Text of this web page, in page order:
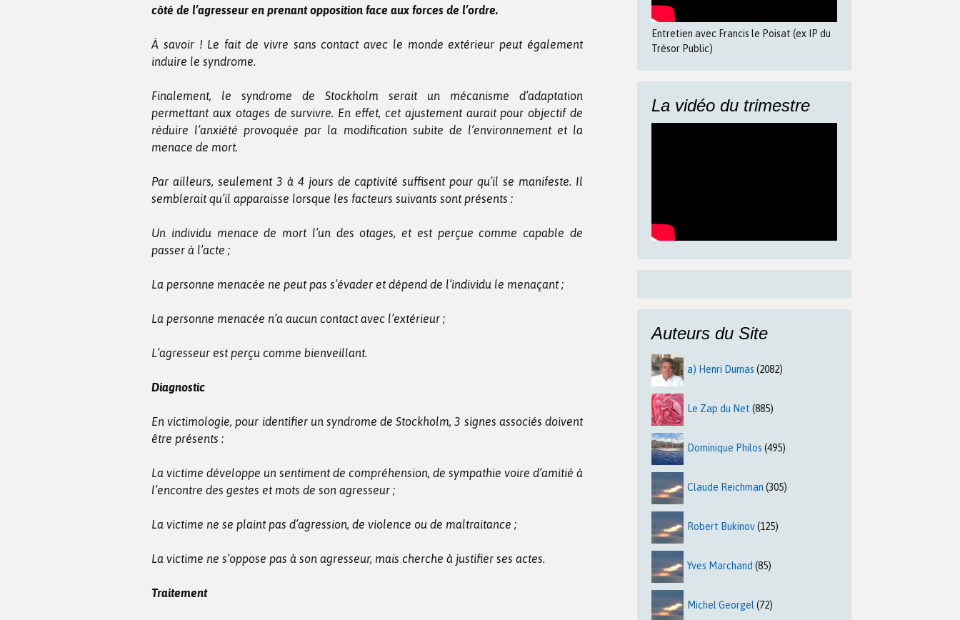
côté de l’agresseur en prenant opposition face aux forces de l’ordre.
À savoir ! Le fait de vivre sans contact avec le monde extérieur peut également
induire le syndrome.
Finalement, le syndrome de Stockholm serait un mécanisme d’adaptation
permettant aux otages de survivre. En effet, cet ajustement aurait pour objectif de
réduire l’anxiété provoquée par la modification subite de l’environnement et la
menace de mort.
Par ailleurs, seulement 3 à 4 jours de captivité suffisent pour qu’il se manifeste. Il
semblerait qu’il apparaisse lorsque les facteurs suivants sont présents :
Un individu menace de mort l’un des otages, et est perçue comme capable de
passer à l’acte ;
La personne menacée ne peut pas s’évader et dépend de l’individu le menaçant ;
La personne menacée n’a aucun contact avec l’extérieur ;
L’agresseur est perçu comme bienveillant.
Diagnostic
En victimologie, pour identifier un syndrome de Stockholm, 3 signes associés doivent
être présents :
La victime développe un sentiment de compréhension, de sympathie voire d’amitié à
l’encontre des gestes et mots de son agresseur ;
La victime ne se plaint pas d’agression, de violence ou de maltraitance ;
La victime ne s’oppose pas à son agresseur, mais cherche à justifier ses actes.
Traitement
Entretien avec Francis le Poisat (ex IP du
Trésor Public)
La vidéo du trimestre
Auteurs du Site
a) Henri Dumas (2082)
Le Zap du Net (885)
Dominique Philos (495)
Claude Reichman (305)
Robert Bukinov(125)
Yves Marchand (85)
Michel Georgel (72)